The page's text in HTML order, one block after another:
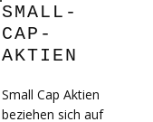
SMALL-
CAP-
AKTIEN
Small Cap Aktien
beziehen sich auf